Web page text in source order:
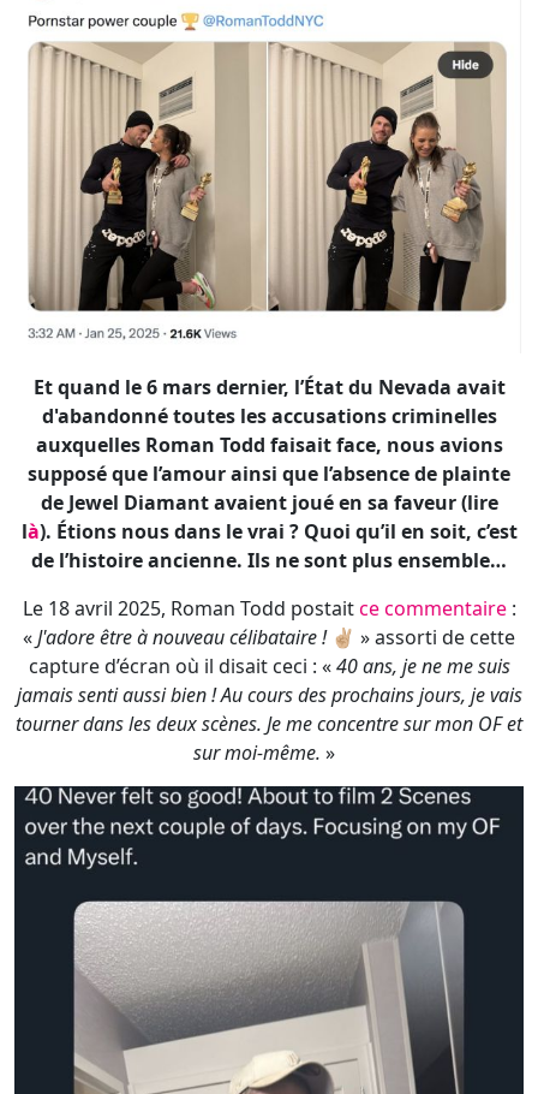
Et quand le 6 mars dernier, l’État du Nevada avait
d'abandonné toutes les accusations criminelles
auxquelles Roman Todd faisait face, nous avions
supposé que l’amour ainsi que l’absence de plainte
de Jewel Diamant avaient joué en sa faveur (lire
là). Étions nous dans le vrai ? Quoi qu’il en soit, c’est
de l’histoire ancienne. Ils ne sont plus ensemble…
Le 18 avril 2025, Roman Todd postaitce commentaire:
«J'adore être à nouveau célibataire !✌🏼 » assorti de cette
capture d’écran où il disait ceci : «40 ans, je ne me suis
jamais senti aussi bien ! Au cours des prochains jours, je vais
tourner dans les deux scènes. Je me concentre sur mon OF et
sur moi-même. »